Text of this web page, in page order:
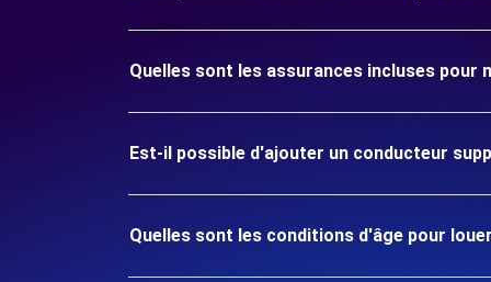
Quelles sont les assurances incluses pour
Est-il possible d'ajouter un conducteur
Quelles sont les conditions d'âge pour